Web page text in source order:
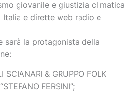
giovanile e giustizia climatica
Italia e dirette web radio e
sarà la protagonista della
& GRUPPO FOLK
FERSINI”;